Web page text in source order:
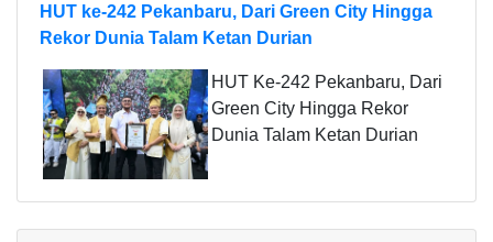
HUT ke-242 Pekanbaru, Dari Green City Hingga
Rekor Dunia Talam Ketan Durian
HUT Ke-242 Pekanbaru, Dari
Green City Hingga Rekor
Dunia Talam Ketan Durian